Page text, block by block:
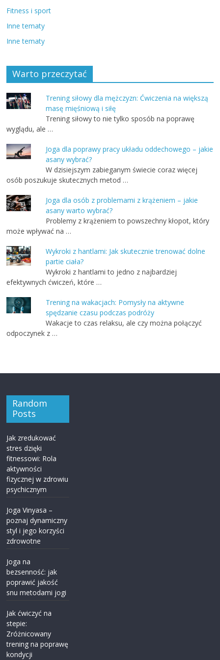
Fitness i sport
Inne tematy
Inne tematy
Warto przeczytać
Trening siłowy dla mężczyzn: Ćwiczenia na większą
masę mięśniową i siłę
Trening siłowy to nie tylko sposób na poprawę
wyglądu, ale …
Joga dla poprawy pracy układu oddechowego – jakie
asany wybrać?
W dzisiejszym zabieganym świecie coraz więcej
osób poszukuje skutecznych metod …
Joga dla osób z problemami z krążeniem – jakie
asany warto wybrać?
Problemy z krążeniem to powszechny kłopot, który
może wpływać na …
Wykroki z hantlami: Jak skutecznie trenować dolne
partie ciała?
Wykroki z hantlami to jedno z najbardziej
efektywnych ćwiczeń, które …
Trening na wakacjach: Pomysły na aktywne
spędzanie czasu podczas podróży
Wakacje to czas relaksu, ale czy można połączyć
odpoczynek z …
Random
Posts
Jak zredukować
stres dzięki
fitnessowi: Rola
aktywności
fizycznej w zdrowiu
psychicznym
Joga Vinyasa –
poznaj dynamiczny
styl i jego korzyści
zdrowotne
Joga na
bezsenność: jak
poprawić jakość
snu metodami jogi
Jak ćwiczyć na
stepie:
Zróżnicowany
trening na poprawę
kondycji